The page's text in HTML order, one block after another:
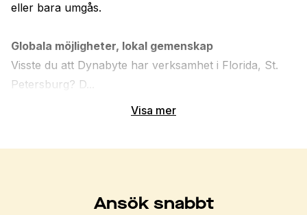
eller bara umgås.
Globala möjligheter, lokal gemenskap
Visste du att Dynabyte har verksamhet i Florida, St.
Petersburg? D...
Visa mer
Ansök snabbt